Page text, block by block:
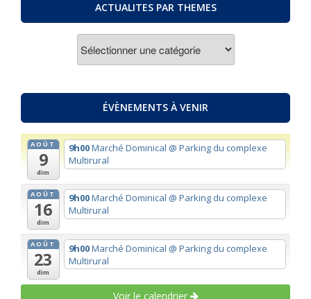
ACTUALITES PAR THEMES
ÉVÈNEMENTS À VENIR
AOÛT
9
dim
9h00Marché Dominical @ Parking du complexe
Multirural
AOÛT
16
dim
9h00Marché Dominical @ Parking du complexe
Multirural
AOÛT
23
dim
9h00Marché Dominical @ Parking du complexe
Multirural
Voir le calendrier